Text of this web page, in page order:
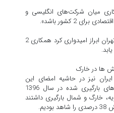
میان شرکت‌های انگلیسی و
2 کشور باشد».
مدیرکل بازرگانی سفارت انگلیس در تهران ابراز امیدواری کرد همکاری 2
نیز در حاشیه امضای این
تفاهمنامه در مورد شمار نفتکش های بارگیری شده در سال 1396
عسلویه، خارگ و شمال بارگیری داشتند